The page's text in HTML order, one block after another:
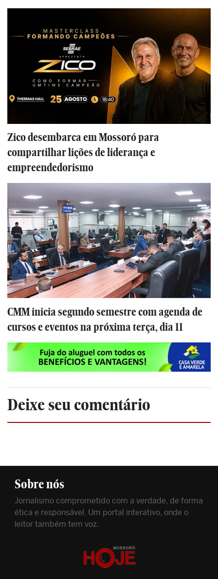
Zico desembarca em Mossoró para
compartilhar lições de liderança e
empreendedorismo
CMM inicia segundo semestre com agenda de
cursos e eventos na próxima terça, dia 11
Deixe seu comentário
Sobre nós
Jornalismo comprometido com a verdade, de forma
ética e responsável. Um portal interativo, onde o
leitor também tem voz.